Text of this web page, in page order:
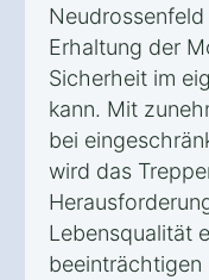
Erhaltung der
Sicherheit im
kann. Mit
bei
wird das
Lebensqualität
beeinträchtigen